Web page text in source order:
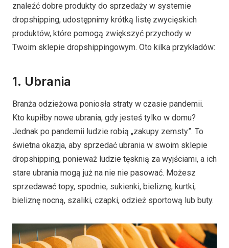
znaleźć dobre produkty do sprzedaży w systemie
dropshipping, udostępnimy krótką listę zwycięskich
produktów, które pomogą zwiększyć przychody w
Twoim sklepie dropshippingowym. Oto kilka przykładów:
1. Ubrania
Branża odzieżowa poniosła straty w czasie pandemii.
Kto kupiłby nowe ubrania, gdy jesteś tylko w domu?
Jednak po pandemii ludzie robią „zakupy zemsty”. To
świetna okazja, aby sprzedać ubrania w swoim sklepie
dropshipping, ponieważ ludzie tęsknią za wyjściami, a ich
stare ubrania mogą już na nie nie pasować. Możesz
sprzedawać topy, spodnie, sukienki, bieliznę, kurtki,
bieliznę nocną, szaliki, czapki, odzież sportową lub buty.